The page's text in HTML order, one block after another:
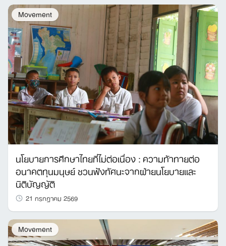
Movement
นโยบายการศึกษาไทยที่ไม่ต่อเนื่อง : ความท้าทายต่อ
อนาคตทุนมนุษย์ ชวนฟังทัศนะจากฝ่ายนโยบายและ
นิติบัญญัติ
21 กรกฎาคม 2569
Movement